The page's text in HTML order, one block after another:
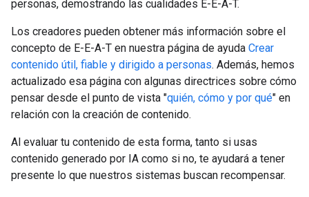
personas, demostrando las cualidades E-E-A-T.
Los creadores pueden obtener más información sobre el
concepto de E-E-A-T en nuestra página de ayuda Crear
contenido útil, fiable y dirigido a personas. Además, hemos
actualizado esa página con algunas directrices sobre cómo
pensar desde el punto de vista "quién, cómo y por qué" en
relación con la creación de contenido.
Al evaluar tu contenido de esta forma, tanto si usas
contenido generado por IA como si no, te ayudará a tener
presente lo que nuestros sistemas buscan recompensar.